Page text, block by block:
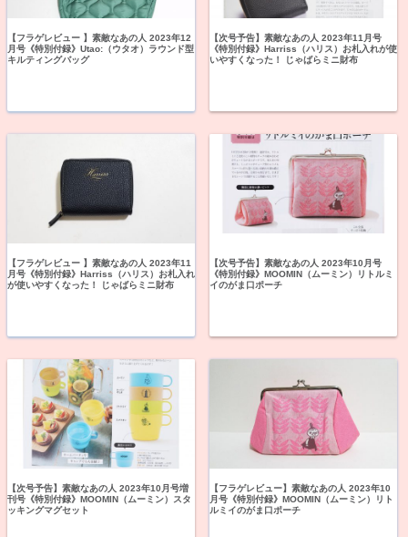
【フラゲレビュー 】素敵なあの人 2023年12
月号《特別付録》Utao:（ウタオ）ラウンド型
キルティングバッグ
【次号予告】素敵なあの人 2023年11月号
《特別付録》Harriss（ハリス）お札入れが使
いやすくなった！ じゃばらミニ財布
【フラゲレビュー 】素敵なあの人 2023年11
月号《特別付録》Harriss（ハリス）お札入れ
が使いやすくなった！ じゃばらミニ財布
【次号予告】素敵なあの人 2023年10月号
《特別付録》MOOMIN（ムーミン）リトルミ
イのがま口ポーチ
【次号予告】素敵なあの人 2023年10月号増
刊号《特別付録》MOOMIN（ムーミン）スタ
ッキングマグセット
【フラゲレビュー】素敵なあの人 2023年10
月号《特別付録》MOOMIN（ムーミン）リト
ルミイのがま口ポーチ